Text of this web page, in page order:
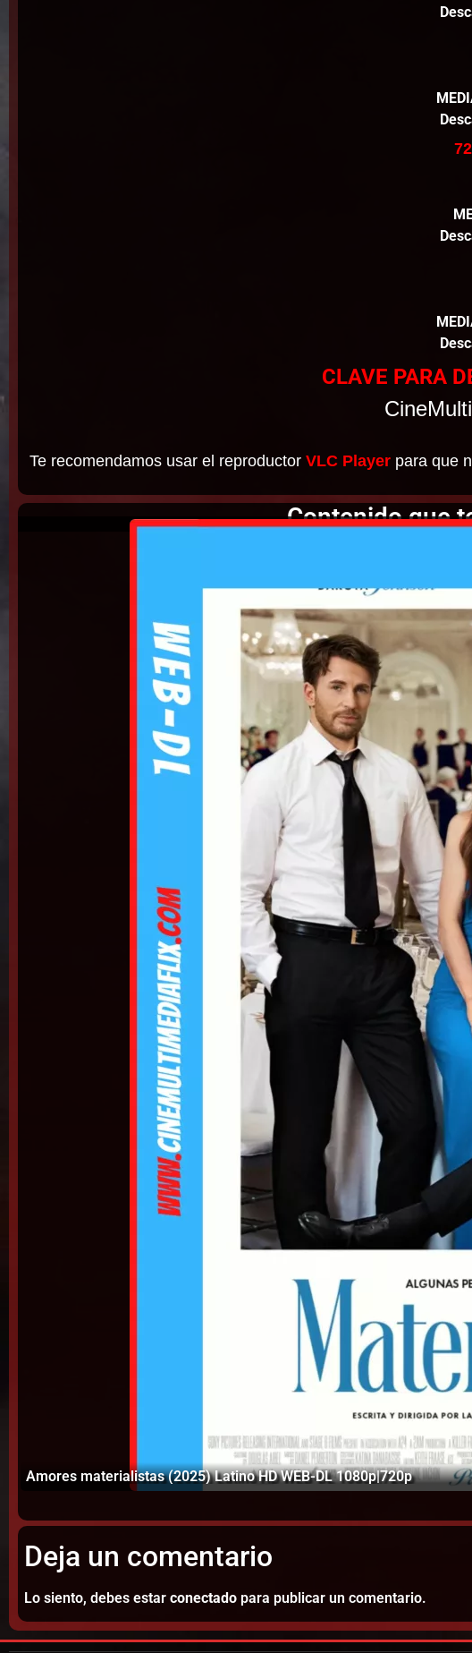
CLAVE PARA
Te recomendamos usar el reproductorVLC Player para que
Contenido que
Amores materialistas (2025) Latino HD WEB-DL 1080p|720p
Deja un comentario
Lo siento, debes estar conectado para publicar un comentario.